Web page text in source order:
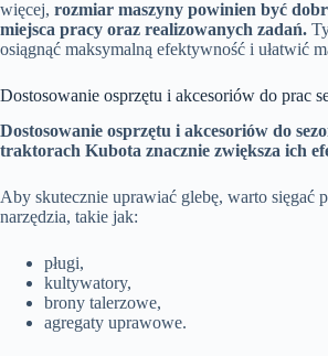
więcej, rozmiar maszyny powinien być
miejsca pracy oraz realizowanych zadań.
osiągnąć maksymalną efektywność i ułatwić
Dostosowanie osprzętu i akcesoriów do prac
Dostosowanie osprzętu i akcesoriów do
traktorach Kubota znacznie zwiększa ich
Aby skutecznie uprawiać glebę, warto sięgać
narzędzia, takie jak:
pługi,
kultywatory,
brony talerzowe,
agregaty uprawowe.